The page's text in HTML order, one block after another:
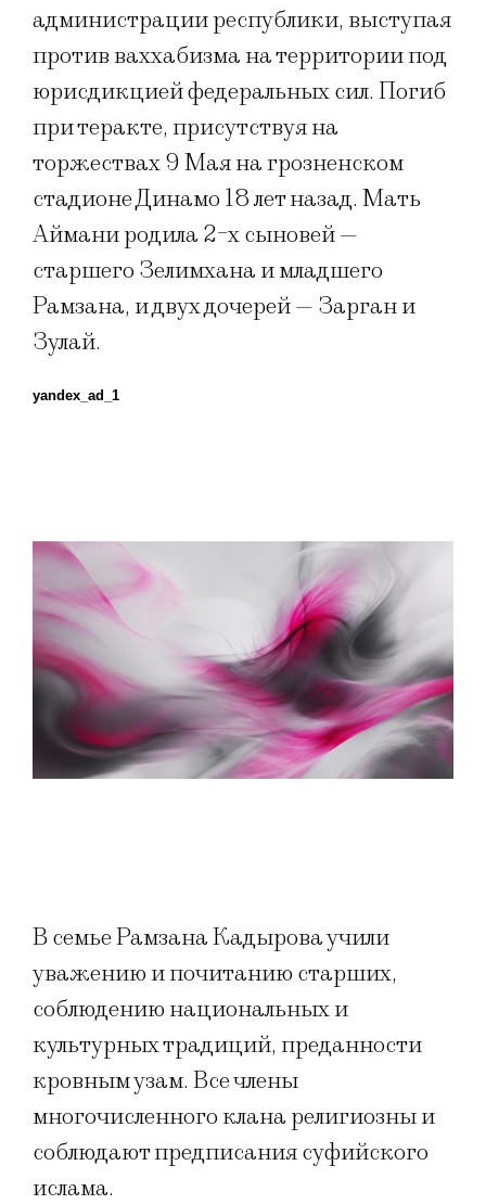
администрации республики, выступая
против ваххабизма на территории под
юрисдикцией федеральных сил. Погиб
при теракте, присутствуя на
торжествах 9 Мая на грозненском
стадионе Динамо 18 лет назад. Мать
Аймани родила 2-х сыновей —
старшего Зелимхана и младшего
Рамзана, и двух дочерей — Зарган и
Зулай.
yandex_ad_1
В семье Рамзана Кадырова учили
уважению и почитанию старших,
соблюдению национальных и
культурных традиций, преданности
кровным узам. Все члены
многочисленного клана религиозны и
соблюдают предписания суфийского
ислама.